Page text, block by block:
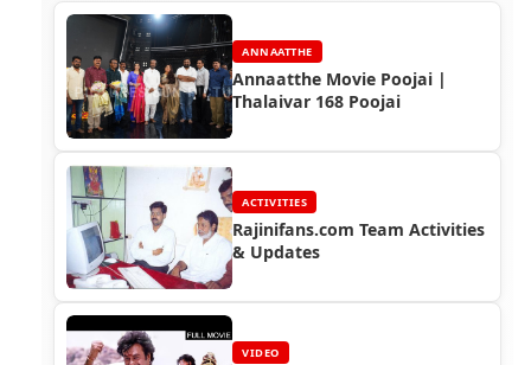
ANNAATTHE
Annaatthe Movie Poojai |
Thalaivar 168 Poojai
ACTIVITIES
Rajinifans.com Team Activities
& Updates
VIDEO